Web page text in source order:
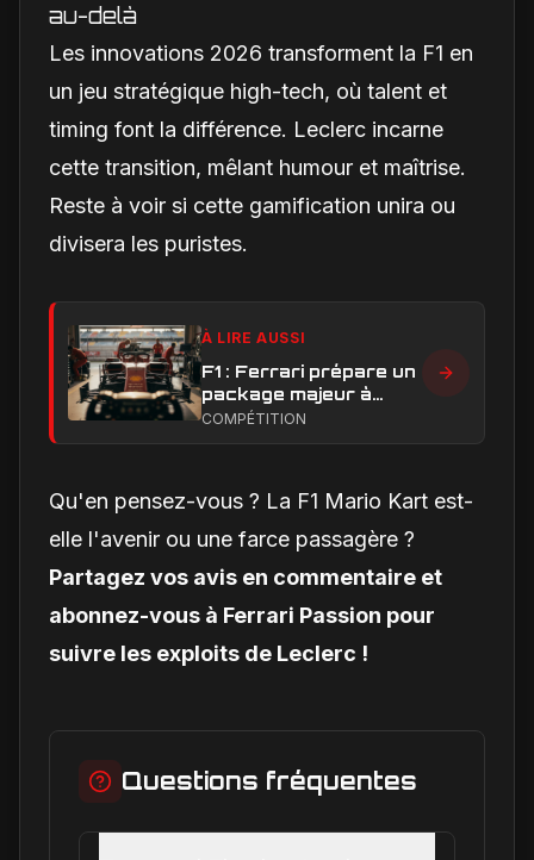
au-delà
Les innovations 2026 transforment la F1 en
un jeu stratégique high-tech, où talent et
timing font la différence. Leclerc incarne
cette transition, mêlant humour et maîtrise.
Reste à voir si cette gamification unira ou
divisera les puristes.
À LIRE AUSSI
F1 : Ferrari prépare un
package majeur à
Barcelone, un test
COMPÉTITION
Qu'en pensez-vous ? La F1 Mario Kart est-
elle l'avenir ou une farce passagère ?
Partagez vos avis en commentaire et
abonnez-vous à Ferrari Passion pour
suivre les exploits de Leclerc !
Questions fréquentes